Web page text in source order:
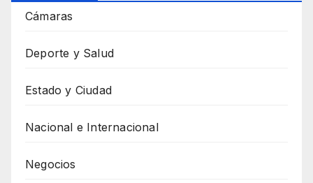
Cámaras
Deporte y Salud
Estado y Ciudad
Nacional e Internacional
Negocios